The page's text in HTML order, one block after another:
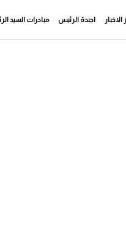
اجندة الرئيس مبادرات السيد